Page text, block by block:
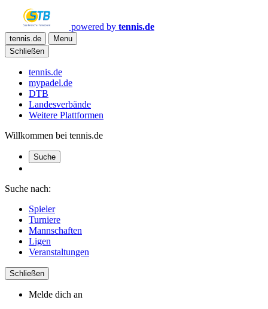
powered by tennis.de
tennis.de
Menu
Schließen
tennis.de
mypadel.de
DTB
Landesverbände
Weitere Plattformen
Willkommen bei tennis.de
Suche
Suche nach:
Spieler
Turniere
Mannschaften
Ligen
Veranstaltungen
Schließen
Melde dich an